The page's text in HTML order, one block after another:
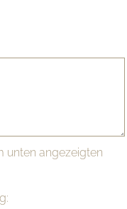
unten angezeigten